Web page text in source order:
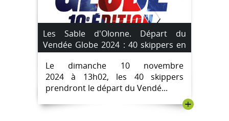
Les Sable d'Olonne. Départ du
Vendée Globe 2024 : 40 skippers en
lice.
Le dimanche 10 novembre
2024 à 13h02, les 40 skippers
prendront le départ du Vendé...
+